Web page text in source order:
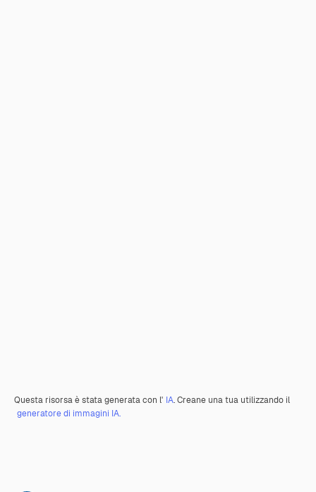
Questa risorsa è stata generata con l' IA. Creane una tua utilizzando il
generatore di immagini IA.